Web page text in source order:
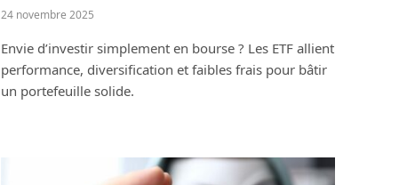
24 novembre 2025
Envie d’investir simplement en bourse ? Les ETF allient
performance, diversification et faibles frais pour bâtir
un portefeuille solide.